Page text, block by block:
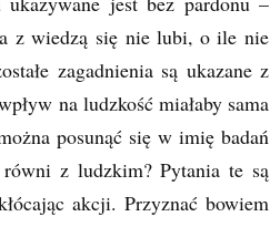
z wiedzą się nie lubi, o ile nie
zagadnienia są ukazane z
na ludzkość miałaby sama
posunąć się w imię badań
z ludzkim? Pytania te są
akcji. Przyznać bowiem